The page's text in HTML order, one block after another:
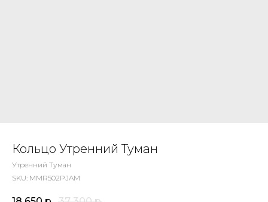
Кольцо Утренний Туман
Утренний Туман
SKU: MMR502PJAM